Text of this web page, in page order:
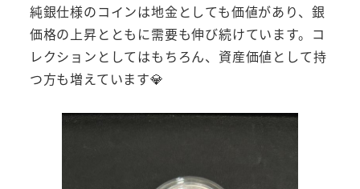
純銀仕様のコインは地金としても価値があり、銀
価格の上昇とともに需要も伸び続けています。コ
レクションとしてはもちろん、資産価値として持
つ方も増えています💎